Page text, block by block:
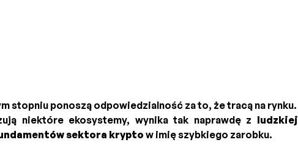
stopniu ponoszą odpowiedzialność za to, że tracą na rynku.
niektóre ekosystemy, wynika tak naprawdę z ludzkiej
sektora kryptow imię szybkiego zarobku.